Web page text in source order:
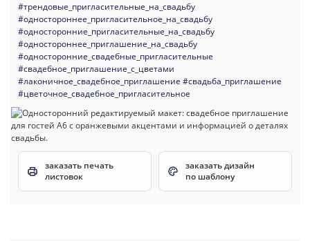
#трендовые_пригласительные_на_свадьбу
#одностороннее_пригласительное_на_свадьбу
#односторонние_пригласительные_на_свадьбу
#одностороннее_приглашение_на_свадьбу
#односторонние_свадебные_пригласительные
#свадебное_приглашение_с_цветами
#лаконичное_свадебное_приглашение #свадьба_приглашение
#цветочное_свадебное_пригласительное
заказать печать
листовок
заказать дизайн
по шаблону